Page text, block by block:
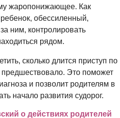
жаропонижающее. Как
обессиленный,
ним, контролировать
рядом.
сколько длится приступ по
Это поможет
и позволит родителям в
начало развития судорог.
о действиях родителей